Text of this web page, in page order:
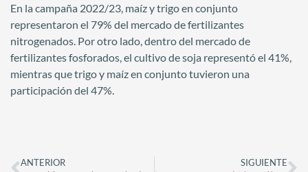
En la campaña 2022/23, maíz y trigo en conjunto
representaron el 79% del mercado de fertilizantes
nitrogenados. Por otro lado, dentro del mercado de
fertilizantes fosforados, el cultivo de soja representó el 41%,
mientras que trigo y maíz en conjunto tuvieron una
participación del 47%.
ANTERIOR SIGUIENTE